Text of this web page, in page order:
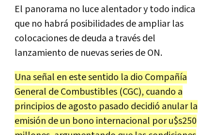
El panorama no luce alentador y todo indica
que no habrá posibilidades de ampliar las
colocaciones de deuda a través del
lanzamiento de nuevas series de ON.
Una señal en este sentido la dio Compañía
General de Combustibles (CGC), cuando a
principios de agosto pasado decidió anular la
emisión de un bono internacional por u$s250